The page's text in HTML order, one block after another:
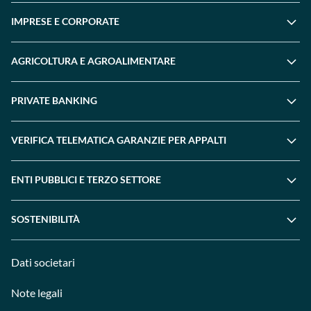
IMPRESE E CORPORATE
AGRICOLTURA E AGROALIMENTARE
PRIVATE BANKING
VERIFICA TELEMATICA GARANZIE PER APPALTI
ENTI PUBBLICI E TERZO SETTORE
SOSTENIBILITÀ
Dati societari
Note legali